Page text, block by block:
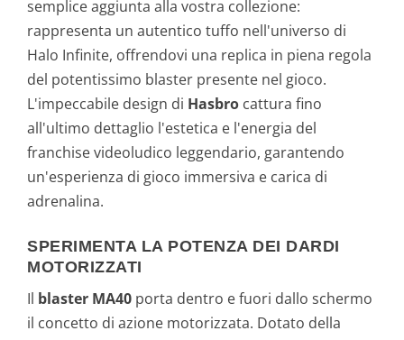
semplice aggiunta alla vostra collezione:
rappresenta un autentico tuffo nell'universo di
Halo Infinite, offrendovi una replica in piena regola
del potentissimo blaster presente nel gioco.
L'impeccabile design di Hasbro cattura fino
all'ultimo dettaglio l'estetica e l'energia del
franchise videoludico leggendario, garantendo
un'esperienza di gioco immersiva e carica di
adrenalina.
SPERIMENTA LA POTENZA DEI DARDI
MOTORIZZATI
Il blaster MA40 porta dentro e fuori dallo schermo
il concetto di azione motorizzata. Dotato della